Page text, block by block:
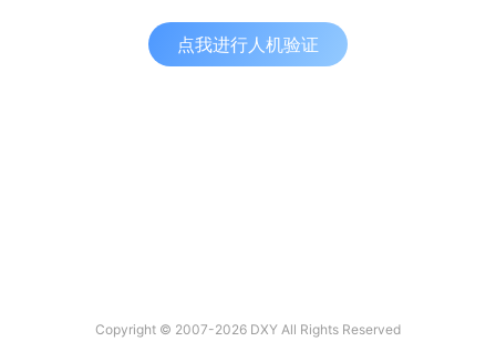
点我进行人机验证
Copyright © 2007-2026 DXY All Rights Reserved